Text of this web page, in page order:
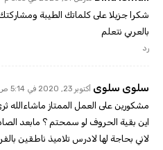
شكرا جزيلا على كلماتك الطيبة
بالعربي نتعلم
رد
سلوى سلوى أكتوبر 23, 2020 في 5:14 ص
مشكورين على العمل الممتاز ماشاءالله
اين بقية الحروف لو سمحتم ؟ مابعد
لاني بحاجة لها لادرس تلاميذ ناطقين